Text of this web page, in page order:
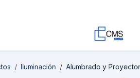
Iluminación Alumbrado y